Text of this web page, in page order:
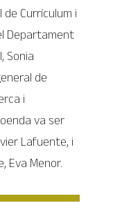
Currículum i
Departament
Sonia
de
i
va ser
Lafuente, i
Eva Menor.